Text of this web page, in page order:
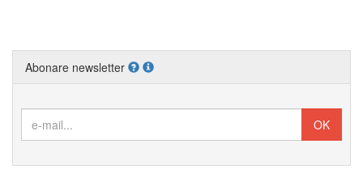
Abonare newsletter